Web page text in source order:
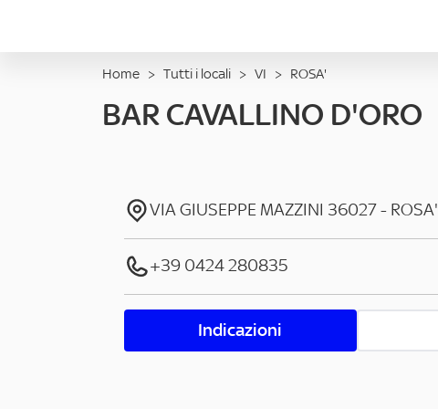
Home > Tutti i locali > VI > ROSA'
BAR CAVALLINO D'ORO
VIA GIUSEPPE MAZZINI 36027- ROSA'
+39 0424 280835
Indicazioni